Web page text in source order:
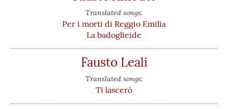
Translated songs:
Per i morti di Reggio Emilia
La badoglieide
Fausto Leali
Translated songs:
Ti lascerò